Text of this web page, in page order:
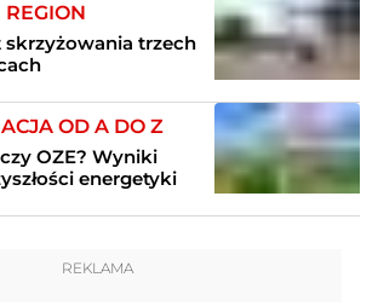
skrzyżowania trzech
OD A DO Z
OZE? Wyniki
energetyki
REKLAMA